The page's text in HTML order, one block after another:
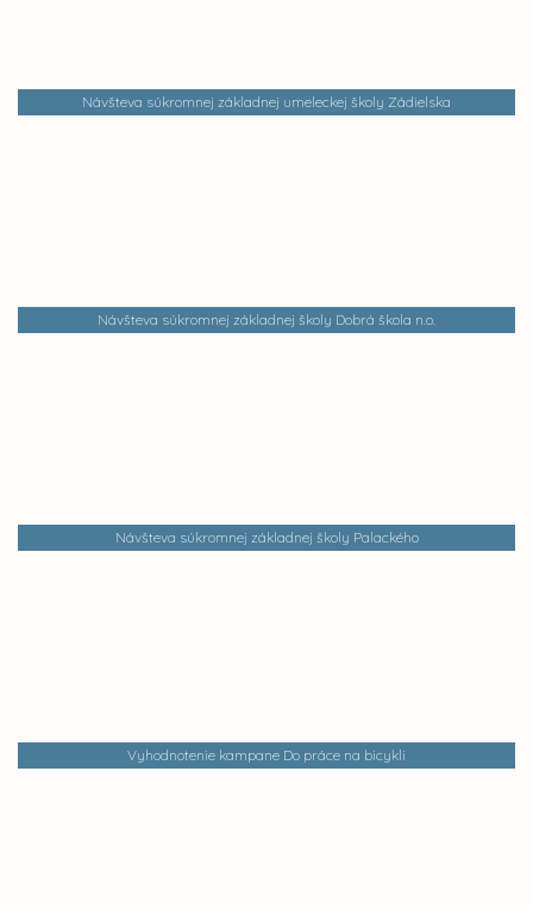
Návšteva súkromnej základnej umeleckej školy Zádielska
Návšteva súkromnej základnej školy Dobrá škola n.o.
Návšteva súkromnej základnej školy Palackého
Vyhodnotenie kampane Do práce na bicykli